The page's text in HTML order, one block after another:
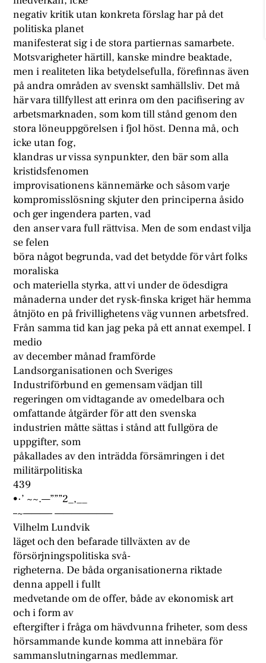
negativ kritik utan konkreta förslag har på det
politiska planet
manifesterat sig i de stora partiernas samarbete.
Motsvarigheter härtill, kanske mindre beaktade,
men i realiteten lika betydelsefulla, förefinnas även
på andra områden av svenskt samhällsliv. Det må
här vara tillfyllest att erinra om den pacifisering av
arbetsmarknaden, som kom till stånd genom den
stora löneuppgörelsen i fjol höst. Denna må, och
icke utan fog,
klandras ur vissa synpunkter, den bär som alla
kristidsfenomen
improvisationens kännemärke och såsom varje
kompromisslösning skjuter den principerna åsido
och ger ingendera parten, vad
den anser vara full rättvisa. Men de som endast vilja
se felen
böra något begrunda, vad det betydde för vårt folks
moraliska
och materiella styrka, att vi under de ödesdigra
månaderna under det rysk-finska kriget här hemma
åtnjöto en på frivillighetens väg vunnen arbetsfred.
Från samma tid kan jag peka på ett annat exempel. I
medio
av december månad framförde
Landsorganisationen och Sveriges
Industriförbund en gemensam vädjan till
regeringen om vidtagande av omedelbara och
omfattande åtgärder för att den svenska
industrien måtte sättas i stånd att fullgöra de
uppgifter, som
påkallades av den inträdda försämringen i det
militärpolitiska
439
•·’ ~~.—”””2_,__
–~———– ———————
Vilhelm Lundvik
läget och den befarade tillväxten av de
försörjningspolitiska svå-
righeterna. De båda organisationerna riktade
denna appell i fullt
medvetande om de offer, både av ekonomisk art
och i form av
eftergifter i fråga om hävdvunna friheter, som dess
hörsammande kunde komma att innebära för
sammanslutningarnas medlemmar.